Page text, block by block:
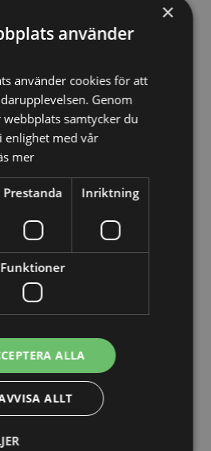
öppnar för
– lär dig vinna
våra nya kurser
×
använder
använder cookies för att
Genom
webbplats samtycker du
enlighet med vår
mer
Prestanda Inriktning
Funktioner
ALLA
ALLT